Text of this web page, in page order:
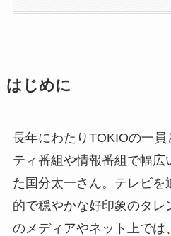
はじめに
長年にわたりTOKIOの一
ティ番組や情報番組で幅広
た国分太一さん。テレビを
的で穏やかな好印象のタレ
のメディアやネット上では